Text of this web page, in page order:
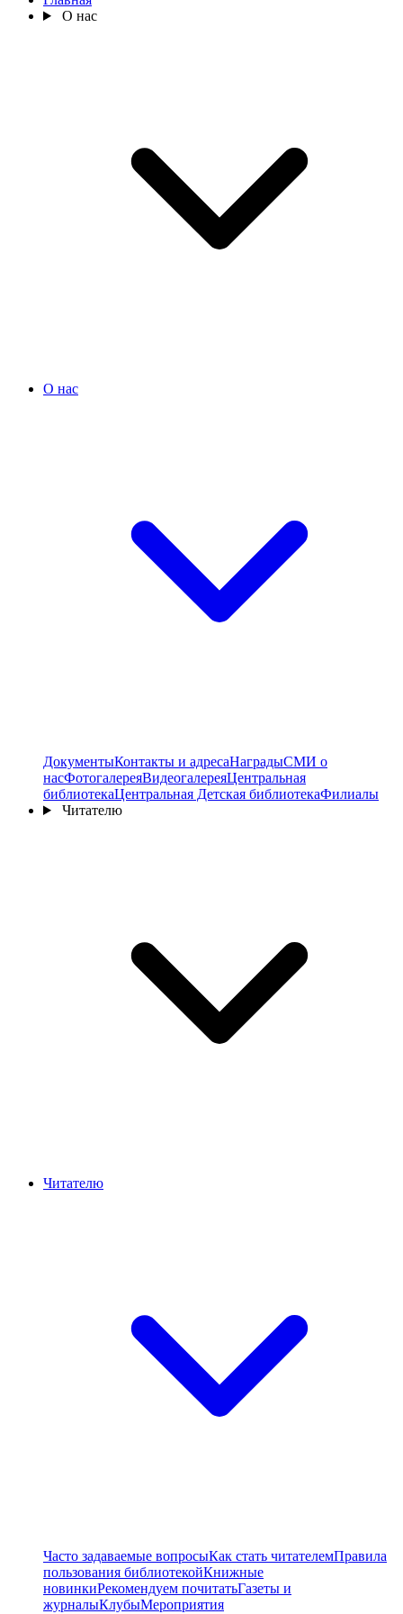
О нас
О нас
ДокументыКонтакты и адресаНаградыСМИ о
насФотогалереяВидеогалереяЦентральная
библиотекаЦентральная Детская библиотекаФилиалы
Читателю
Читателю
Часто задаваемые вопросыКак стать читателемПравила
пользования библиотекойКнижные
новинкиРекомендуем почитатьГазеты и
журналыКлубыМероприятия